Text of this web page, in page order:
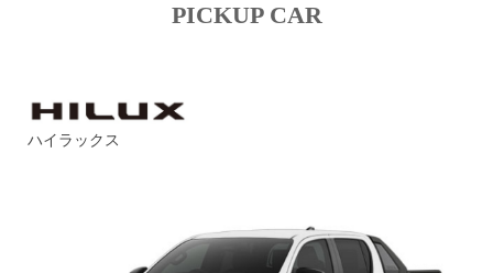
PICKUP CAR
ハイラックス